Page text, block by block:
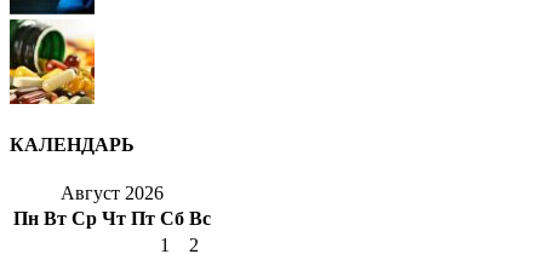
КАЛЕНДАРЬ
Август 2026
Пн Вт Ср Чт Пт Сб Вс
1
2